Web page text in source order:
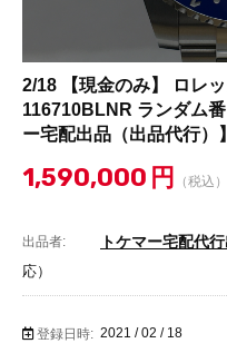
2/18 【現金のみ】 ロレッ
116710BLNR ランダム
ー宅配出品（出品代行）
1,590,000 円 （税込）
出品者: トケマー宅配代
応）
登録日時: 2021 / 02 / 18